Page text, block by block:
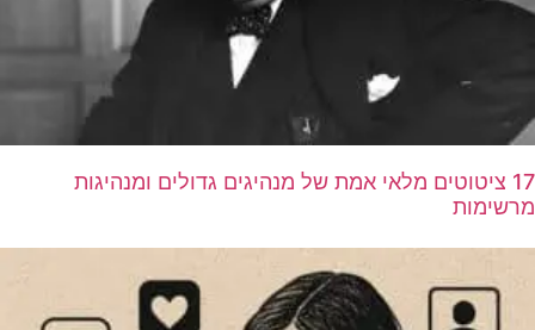
17 ציטוטים מלאי אמת של מנהיגים גדולים ומנהיגות
מרשימות